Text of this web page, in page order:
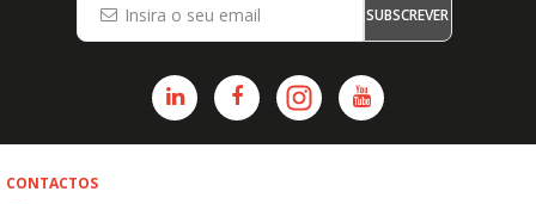
SUBSCREVER
CONTACTOS